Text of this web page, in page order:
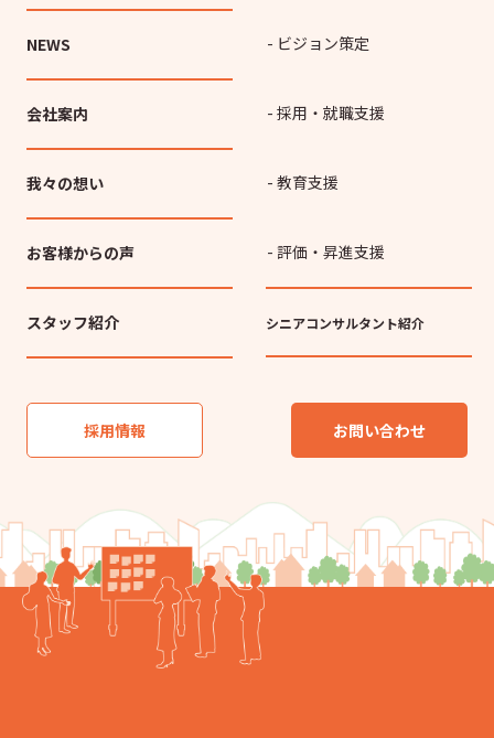
NEWS
会社案内
我々の想い
お客様からの声
- ビジョン策定
- 採用・就職支援
- 教育支援
- 評価・昇進支援
スタッフ紹介 シニアコンサルタント紹介
採用情報 お問い合わせ